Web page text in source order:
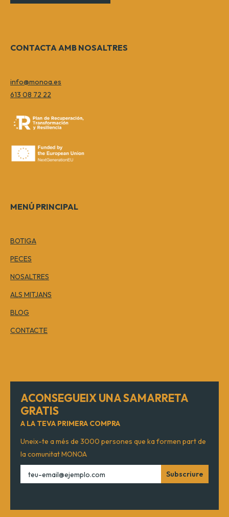
CONTACTA AMB NOSALTRES
info@monoa.es
613 08 72 22
MENÚ PRINCIPAL
BOTIGA
PECES
NOSALTRES
ALS MITJANS
BLOG
CONTACTE
ACONSEGUEIX UNA SAMARRETA
GRATIS
A LA TEVA PRIMERA COMPRA
Uneix-te a més de 3000 persones que ka formen part de
la comunitat MONOA
Subscriure